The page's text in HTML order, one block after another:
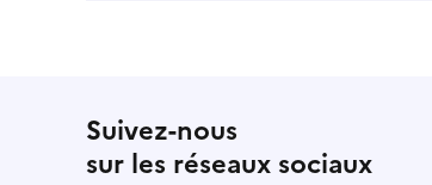
Suivez-nous
sur les réseaux sociaux